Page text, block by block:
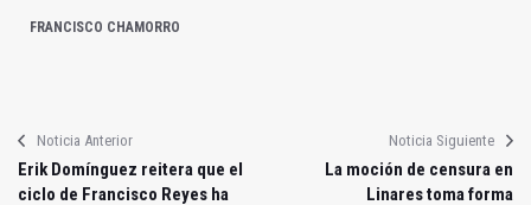
FRANCISCO CHAMORRO
Noticia Anterior
Erik Domínguez reitera que el
ciclo de Francisco Reyes ha
Noticia Siguiente
La moción de censura en
Linares toma forma